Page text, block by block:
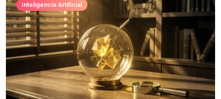
Inteligencia Artificial